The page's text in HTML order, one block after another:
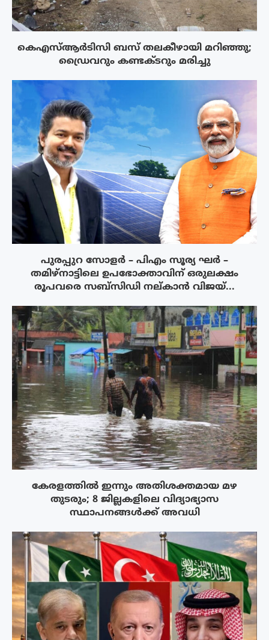
കെഎസ്ആർടിസി ബസ് തലകീഴായി മറിഞ്ഞു;
ഡ്രൈവറും കണ്ടക്ടറും മരിച്ചു
പുരപ്പുറ സോളർ – പിഎം സൂര്യ ഘർ –
തമിഴ്നാട്ടിലെ ഉപഭോക്താവിന് ഒരുലക്ഷം
രൂപവരെ സബ്സിഡി നല്കാൻ വിജയ്...
കേരളത്തിൽ ഇന്നും അതിശക്തമായ മഴ
തുടരും; 8 ജില്ലകളിലെ വിദ്യാഭ്യാസ
സ്ഥാപനങ്ങൾക്ക് അവധി